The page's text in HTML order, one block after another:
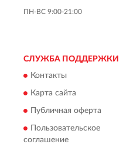
ПН-ВС 9:00-21:00
СЛУЖБА ПОДДЕРЖКИ
Контакты
Карта сайта
Публичная оферта
Пользовательское
соглашение